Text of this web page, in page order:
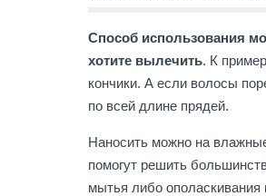
Способ использования
хотите вылечить. К
кончики. А если волосы
по всей длине прядей.
Наносить можно на
помогут решить
мытья либо